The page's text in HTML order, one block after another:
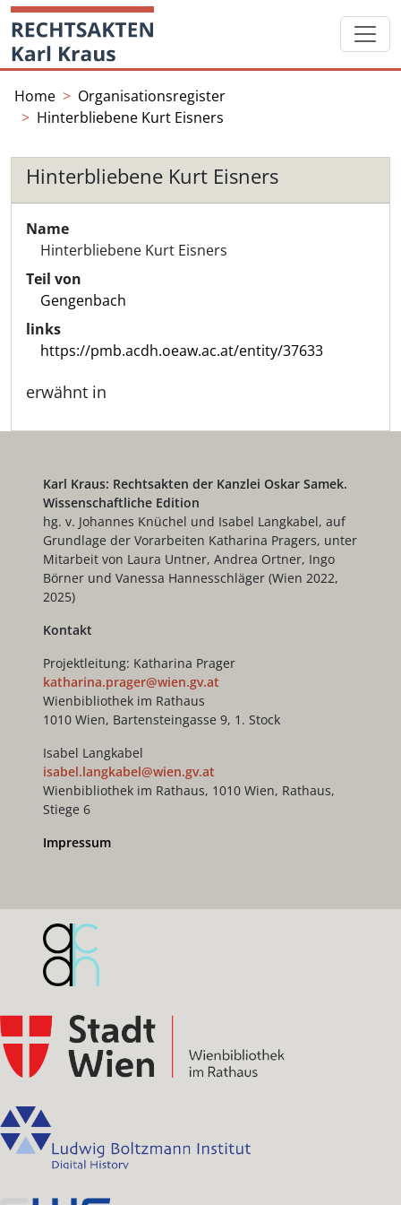
Skip
content
Startseite
Home
Organisationsregister
Hinterbliebene Kurt Eisners
Hinterbliebene Kurt Eisners
Name
Hinterbliebene Kurt Eisners
Teil von
Gengenbach
links
https://pmb.acdh.oeaw.ac.at/entity/37633
erwähnt in
Karl Kraus: Rechtsakten der Kanzlei Oskar Samek.
Wissenschaftliche Edition
hg. v. Johannes Knüchel und Isabel Langkabel, auf
Grundlage der Vorarbeiten Katharina Pragers, unter
Mitarbeit von Laura Untner, Andrea Ortner, Ingo
Börner und Vanessa Hannesschläger (Wien 2022,
2025)
Kontakt
Projektleitung: Katharina Prager
katharina.prager@wien.gv.at
Wienbibliothek im Rathaus
1010 Wien, Bartensteingasse 9, 1. Stock
Isabel Langkabel
isabel.langkabel@wien.gv.at
Wienbibliothek im Rathaus, 1010 Wien, Rathaus,
Stiege 6
Impressum